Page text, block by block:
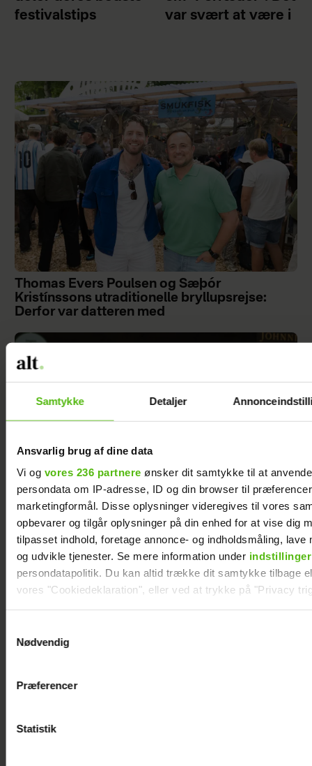
Samtykke Detaljer
Ansvarlig brug af dine data
Vi og vores 236 partnere ønsker dit samtykke til at
persondata om IP-adresse, ID og din browser til
marketingformål. Disse oplysninger videregives til vores
opbevarer og tilgår oplysninger på din enhed for at vise dig
tilpasset indhold, foretage annonce- og indholdsmåling, lave
og udvikle tjenester. Se mere information under indstillinger
persondatapolitik. Du kan altid trække dit samtykke tilbage
vores "Cookiedeklaration", eller ved at trykke på "Privacy
Vi anvender egne cookies og cookies fra tredjeparter til at
generere statistik og huske dine præferencer samt til brug
Nødvendig
Præferencer
Statistik
festivalstips
var svært at være i
Thomas Evers Poulsen og Sæþór
Kristínssons utraditionelle bryllupsrejse:
Derfor var datteren med
Er Mie færdig med tv? Nu svarer hun